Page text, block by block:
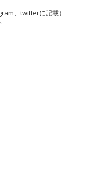
、twitterに記載）